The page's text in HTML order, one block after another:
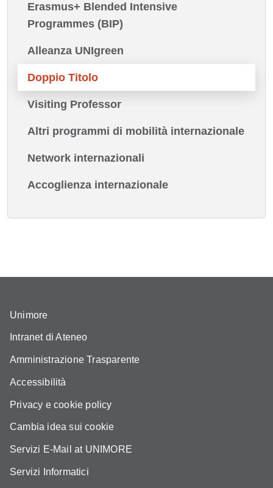
Erasmus+ Blended Intensive
Programmes (BIP)
Alleanza UNIgreen
Doppio Titolo
Visiting Professor
Altri programmi di mobilità internazionale
Network internazionali
Accoglienza internazionale
Unimore
Intranet di Ateneo
Amministrazione Trasparente
Accessibilità
Privacy e cookie policy
Cambia idea sui cookie
Servizi E-Mail at UNIMORE
Servizi Informatici